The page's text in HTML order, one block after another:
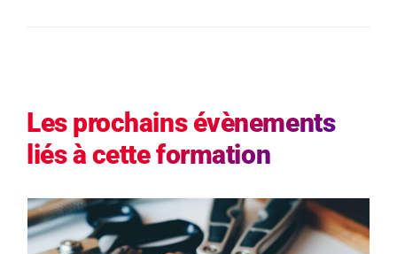
Les prochains évènements
liés à cette formation